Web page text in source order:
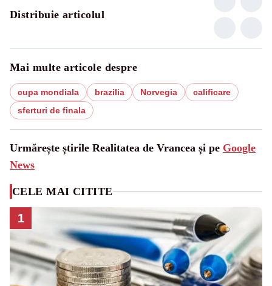
Distribuie articolul
Mai multe articole despre
cupa mondiala brazilia Norvegia
calificare
sferturi de finala
Urmărește știrile Realitatea de Vrancea și pe Google
News
CELE MAI CITITE
1